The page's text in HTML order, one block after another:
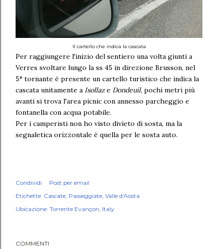
Il cartello che indica la cascata
Per raggiungere l'inizio del sentiero una volta giunti a
Verres svoltare lungo la ss 45 in direzione Brusson, nel
5° tornante è presente un cartello turistico che indica la
cascata unitamente a Isollaze Dondeuil, pochi metri più
avanti si trova l'area picnic con annesso parcheggio e
fontanella con acqua potabile.
Per i camperisti non ho visto divieto di sosta, ma la
segnaletica orizzontale è quella per le sosta auto.
Condividi
Post per email
Etichette: Cascate Passeggiate Valle d'Aosta
Ubicazione: Torrente Evançon, Italy
COMMENTI